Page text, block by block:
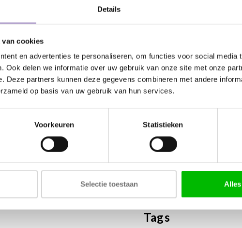
Details
van cookies
en advertenties te personaliseren, om functies voor social media
Ook delen we informatie over uw gebruik van onze site met onze
Deze partners kunnen deze gegevens combineren met andere
op basis van uw gebruik van hun services.
Voorkeuren Statistieken
Selectie toestaan
geleverd vanaf €500,- 24/7 klantenservice
Kunnen wij
Tags